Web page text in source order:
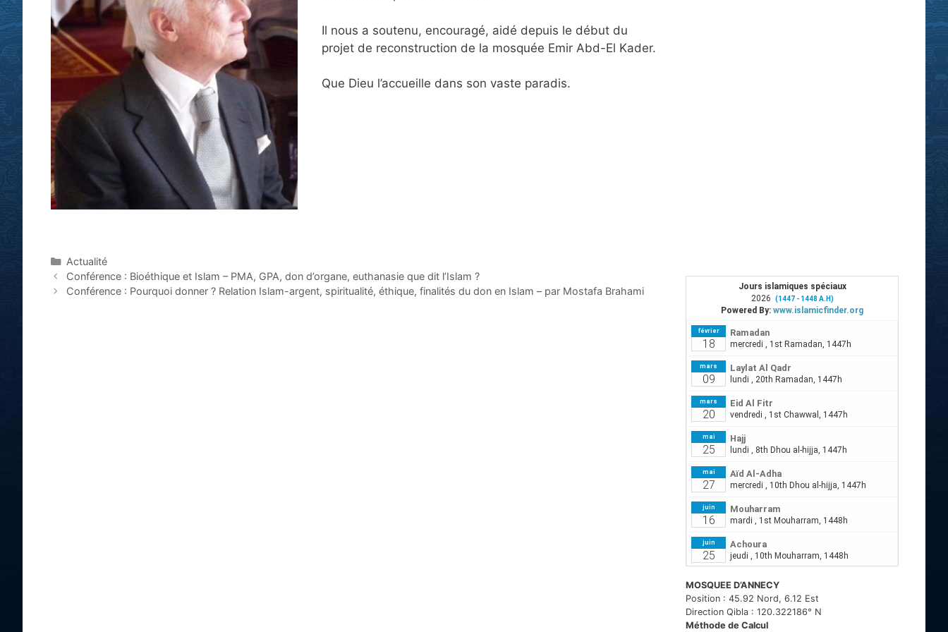
Il nous a soutenu, encouragé, aidé depuis le début du
projet de reconstruction de la mosquée Emir Abd-El Kader.
Que Dieu l’accueille dans son vaste paradis.
Catégories
Actualité
Navigation
des
Conférence : Bioéthique et Islam – PMA, GPA, don d’organe, euthanasie que dit l’Islam ?
Conférence : Pourquoi donner ? Relation Islam-argent, spiritualité, éthique, finalités du don en Islam – par Mostafa Brahami
MOSQUEE D’ANNECY
Position : 45.92 Nord, 6.12 Est
Direction Qibla : 120.322186° N
Méthode de Calcul